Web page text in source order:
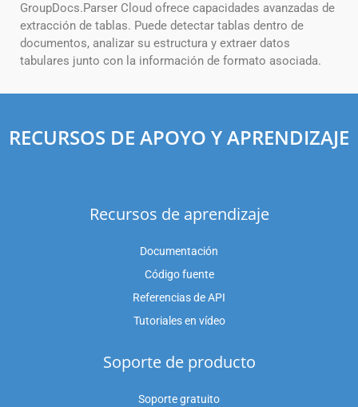
GroupDocs.Parser Cloud ofrece capacidades avanzadas de
extracción de tablas. Puede detectar tablas dentro de
documentos, analizar su estructura y extraer datos
tabulares junto con la información de formato asociada.
RECURSOS DE APOYO Y APRENDIZAJE
Recursos de aprendizaje
Documentación
Código fuente
Referencias de API
Tutoriales en vídeo
Soporte de producto
Soporte gratuito